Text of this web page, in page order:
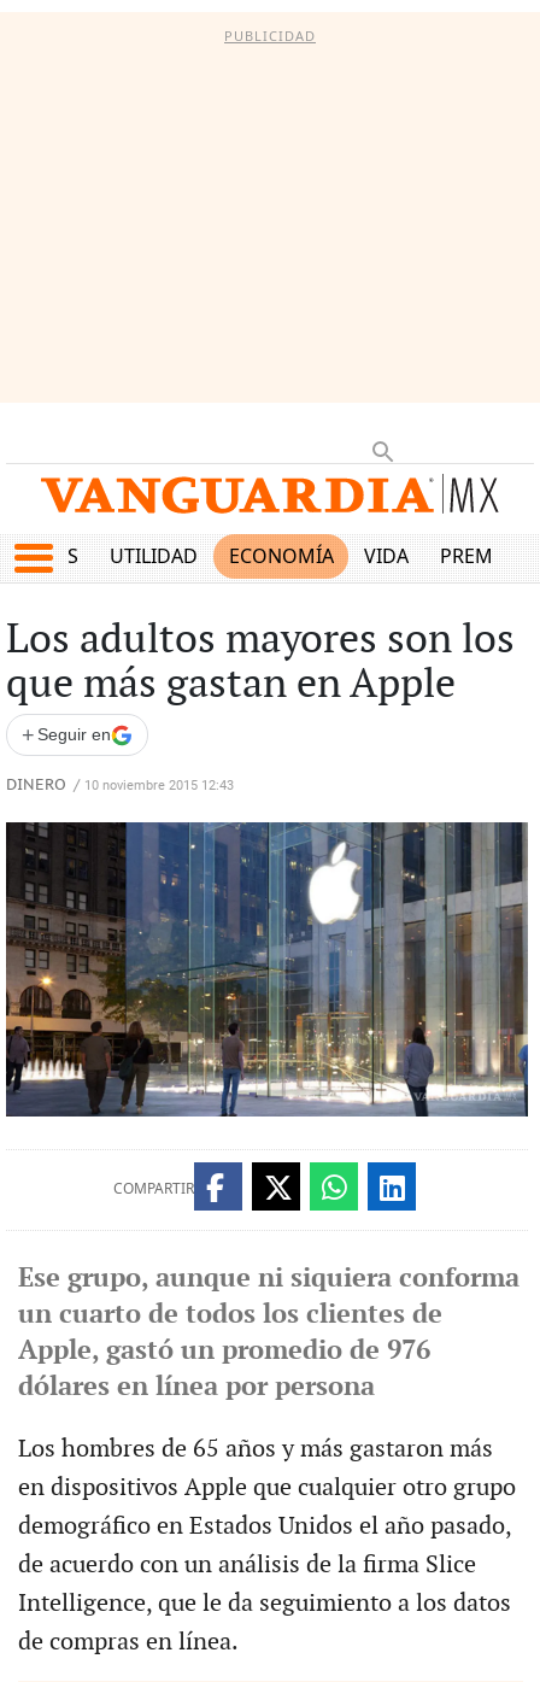
PUBLICIDAD
UTILIDAD ECONOMÍA VIDA PREMIUM
Los adultos mayores son los
que más gastan en Apple
+ Seguir en
DINERO / 10 noviembre 2015 12:43
COMPARTIR
Ese grupo, aunque ni siquiera conforma
un cuarto de todos los clientes de
Apple, gastó un promedio de 976
dólares en línea por persona
Los hombres de 65 años y más gastaron más
en dispositivos Apple que cualquier otro grupo
demográfico en Estados Unidos el año pasado,
de acuerdo con un análisis de la firma Slice
Intelligence, que le da seguimiento a los datos
de compras en línea.